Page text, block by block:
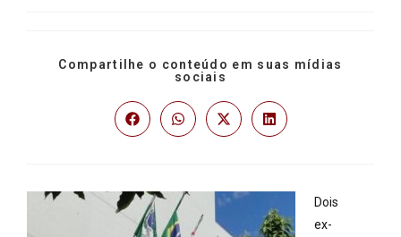
Compartilhe o conteúdo em suas mídias
sociais
Dois
ex-